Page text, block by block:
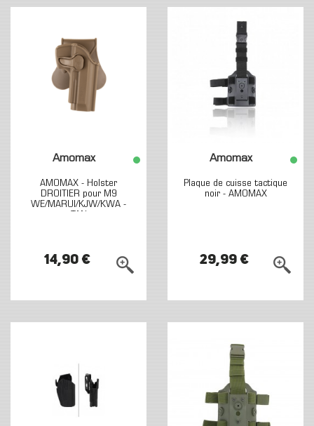
Amomax
AMOMAX - Holster
DROITIER pour M9
WE/MARUI/KJW/KWA -
14,90 €
Amomax
Plaque de cuisse tactique
noir - AMOMAX
29,99 €